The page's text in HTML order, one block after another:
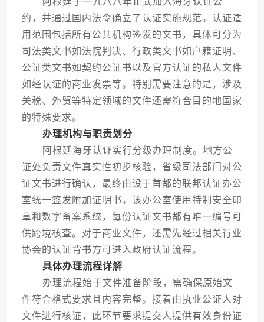
约，并通过国内法令确立了认证实施规范。认证适
用范围包括所有公共机构签发的文书，具体可分为
司法类文书如法院判决、行政类文书如户籍证明、
公证类文书如契约公证书以及官方认证的私人文件
如经认证的商业发票等。特别需要注意的是，涉及
关税、外贸等特定领域的文件还需符合目的地国家
的特殊要求。
办理机构与职责划分
阿根廷海牙认证实行分级办理制度。地方公
证处负责文件真实性初步核验，省级司法部门对公
证文书进行确认，最终由设于首都的联邦认证办公
室统一签发附加证明书。该办公室使用特制安全印
章和数字备案系统，每份认证文书都有唯一编号可
供跨境核查。对于商业文件，还需先经过相关行业
协会的认证背书方可进入政府认证流程。
具体办理流程详解
办理流程始于文件准备阶段，需确保原始文
件符合格式要求且内容完整。接着由执业公证人对
文件进行核证，此环节要求提交人提供有效身份证